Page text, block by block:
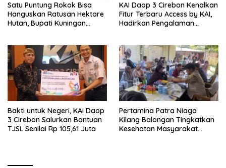
Satu Puntung Rokok Bisa
Hanguskan Ratusan Hektare
Hutan, Bupati Kuningan
KAI Daop 3 Cirebon Kenalkan
Fitur Terbaru Access by KAI,
Hadirkan Pengalaman
Bakti untuk Negeri, KAI Daop
3 Cirebon Salurkan Bantuan
TJSL Senilai Rp 105,61 Juta
Pertamina Patra Niaga
Kilang Balongan Tingkatkan
Kesehatan Masyarakat